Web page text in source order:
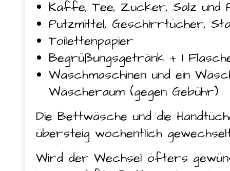
Kaffe, Tee, Zucker, Salz
Putzmittel, Geschirrtücher,
Toilettenpapier
Begrüßungsgetränk + 1
Waschmaschinen und ein
Wäscheraum (gegen Gebühr)
Die Bettwäsche und die
übersteig wöchentlich
Wird der Wechsel öfters